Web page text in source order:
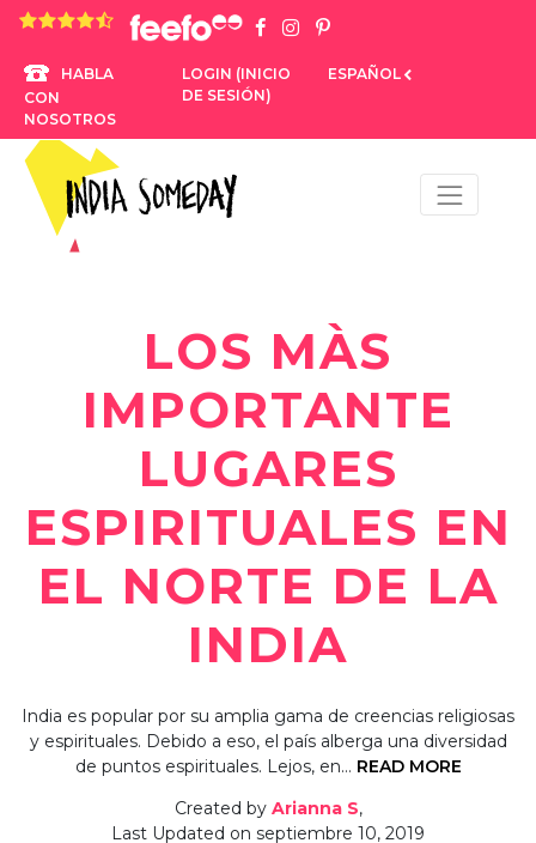
4,8 rating based on 1.234 ratings
HABLA
CON
NOSOTROS
LOGIN (INICIO
DE SESIÓN)
ESPAÑOL
LOS MÀS
IMPORTANTE
LUGARES
ESPIRITUALES EN
EL NORTE DE LA
INDIA
India es popular por su amplia gama de creencias religiosas
y espirituales. Debido a eso, el país alberga una diversidad
de puntos espirituales. Lejos, en… READ MORE
Created by Arianna S,
Last Updated on septiembre 10, 2019